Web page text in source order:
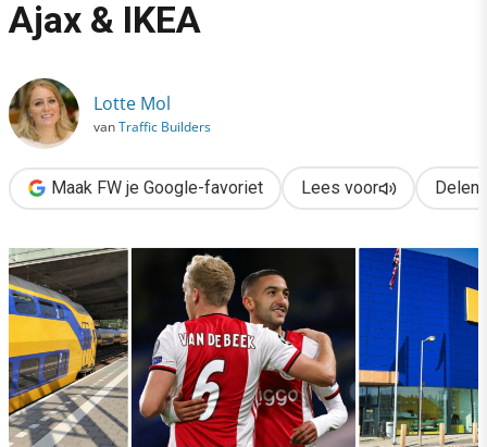
Storytelling met video: schoolvoorbeelden van NS, Ajax & IKEA
Ajax & IKEA
Lotte Mol
vanTraffic Builders
Maak FW je Google-favoriet Lees voor Delen